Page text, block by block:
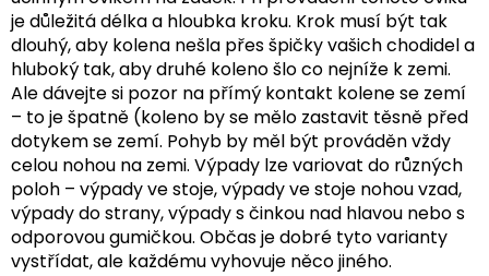
je důležitá délka a hloubka kroku. Krok musí být tak
dlouhý, aby kolena nešla přes špičky vašich chodidel a
hluboký tak, aby druhé koleno šlo co nejníže k zemi.
Ale dávejte si pozor na přímý kontakt kolene se zemí
– to je špatně (koleno by se mělo zastavit těsně před
dotykem se zemí. Pohyb by měl být prováděn vždy
celou nohou na zemi. Výpady lze variovat do různých
poloh – výpady ve stoje, výpady ve stoje nohou vzad,
výpady do strany, výpady s činkou nad hlavou nebo s
odporovou gumičkou. Občas je dobré tyto varianty
vystřídat, ale každému vyhovuje něco jiného.